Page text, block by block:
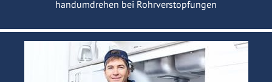
handumdrehen bei Rohrverstopfungen